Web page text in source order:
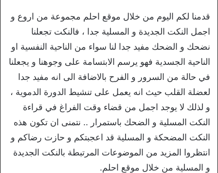
قدمنا لكم اليوم من خلال موقع احلم مجموعة من اروع و
اجمل النكت الجديدة و المسلية جدا ، فالنكت تجعلنا
نضحك و الضحك مفيد جدا لنا سواء من الناحية النفسية او
الناحية الجسدية فهو يرسم الابتسامة على وجوهنا و يجعلنا
في حالة من السرور و الفرح بالاضافة الى انه مفيد جدا
لعضلة القلب حيث انه يعمل على تنشيط الدورة الدموية ،
و لذلك لا يوجد اجمل من قضاء وقت الفراغ في قراءة
النكت المسلية و الضحك باستمرار .. نتمنى ان تكون هذه
النكت المضحكة و المسلية قد اعجبتكم و حازت رضاكم و
انتظروا المزيد من الموضوعات المرتبطة بالنكت الجديدة
و المسلية من خلال موقع احلم.